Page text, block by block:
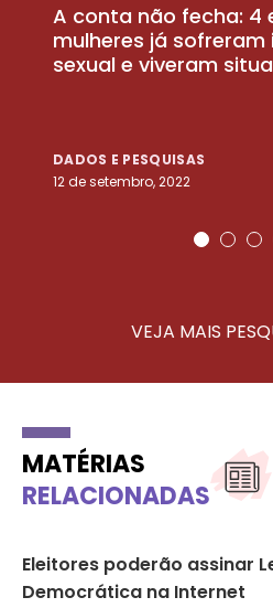
A conta não fecha: 4
mulheres já
sexual e viveram
DADOS E PESQUISAS
12 de setembro, 2022
VEJA MAIS
MATÉRIAS
RELACIONADAS
Eleitores poderão assinar
Democrática na Internet